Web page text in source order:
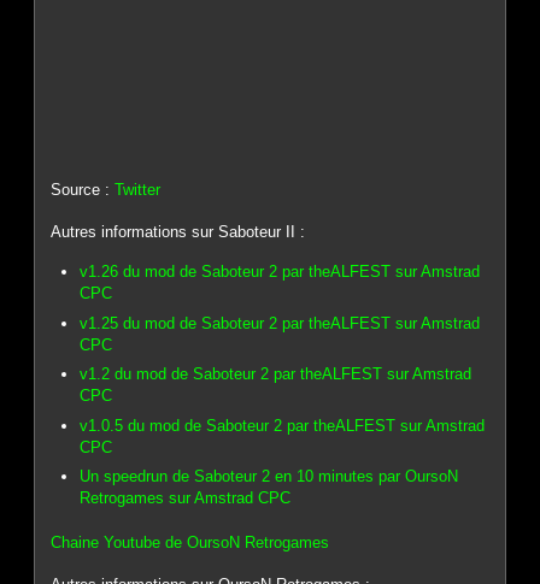
Source :Twitter
Autres informations sur Saboteur II :
v1.26 du mod de Saboteur 2 par theALFEST sur Amstrad
CPC
v1.25 du mod de Saboteur 2 par theALFEST sur Amstrad
CPC
v1.2 du mod de Saboteur 2 par theALFEST sur Amstrad
CPC
v1.0.5 du mod de Saboteur 2 par theALFEST sur Amstrad
CPC
Un speedrun de Saboteur 2 en 10 minutes par OursoN
Retrogames sur Amstrad CPC
Chaine Youtube de OursoN Retrogames